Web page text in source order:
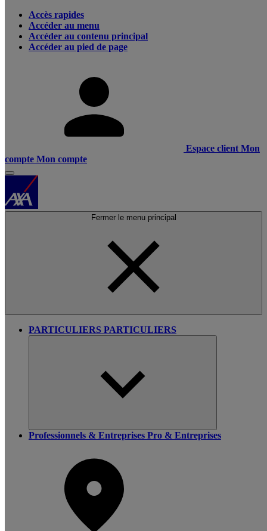
Accès rapides
Accéder au menu
Accéder au contenu principal
Accéder au pied de page
Espace client Mon
compte Mon compte
Fermer le menu principal
PARTICULIERS PARTICULIERS
Professionnels & Entreprises Pro & Entreprises